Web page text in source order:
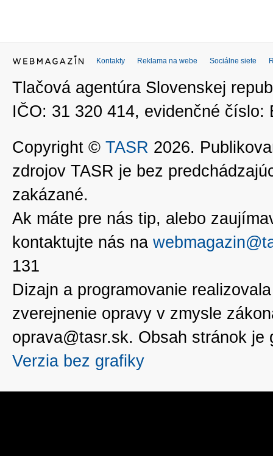
Kontakty Reklama na webe Sociálne siete
Tlačová agentúra Slovenskej
IČO: 31 320 414, evidenčné číslo:
Copyright © TASR 2026.
zdrojov TASR je bez
zakázané.
Ak máte pre nás tip, alebo
kontaktujte nás na
131
Dizajn a programovanie
zverejnenie opravy v zmysle
oprava@tasr.sk. Obsah stránok
Verzia bez grafiky